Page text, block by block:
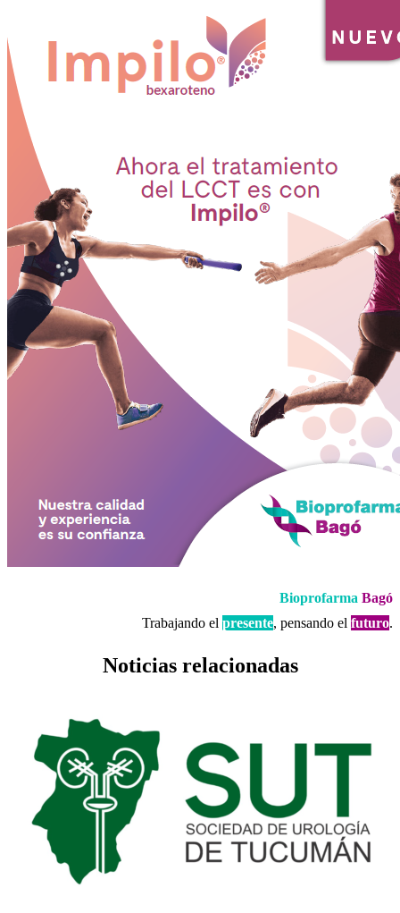
Bioprofarma Bagó
Trabajando el presente, pensando el futuro.
Noticias relacionadas